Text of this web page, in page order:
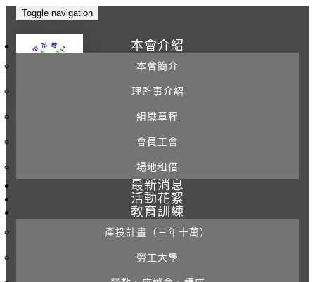
Toggle navigation
本會介紹
本會簡介
理監事介紹
組織章程
會員工會
場地租借
最新消息
活動花絮
教育訓練
產投計畫（三年十萬）
勞工大學